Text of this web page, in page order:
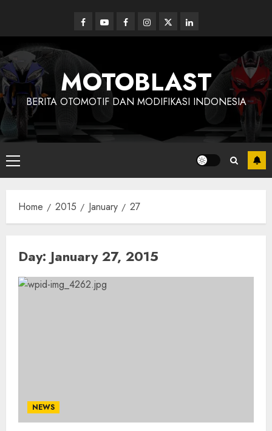
content
Facebook
YoutubeFacebookInstagram
Twitterlinkedin
MOTOBLAST
BERITA OTOMOTIF DAN MODIFIKASI INDONESIA
Primary
Menu
Home 2015 January 27
Day: January 27, 2015
NEWS